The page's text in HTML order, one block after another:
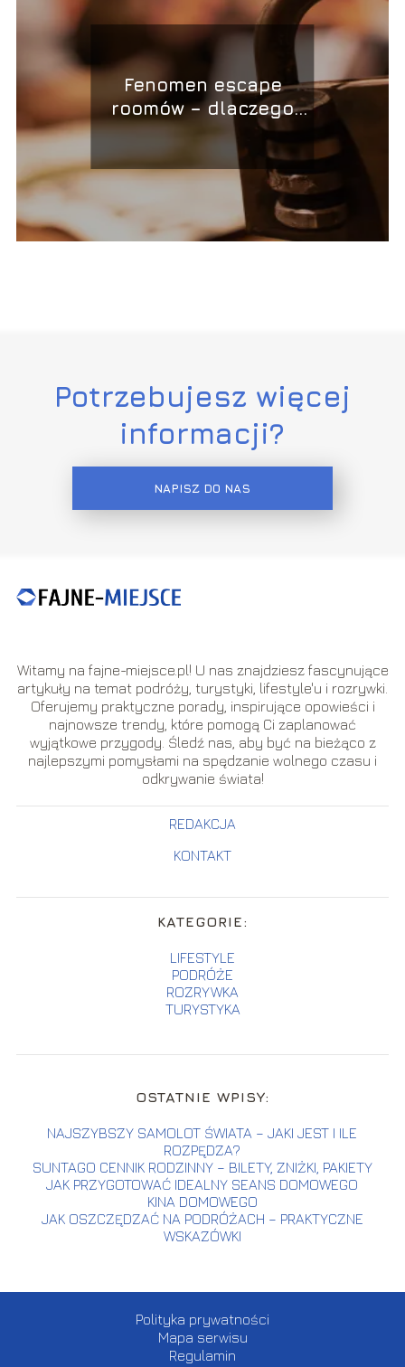
Fenomen escape
roomów – dlaczego
warto spróbować tej
rozrywki
Potrzebujesz więcej
informacji?
NAPISZ DO NAS
Witamy na fajne-miejsce.pl! U nas znajdziesz fascynujące
artykuły na temat podróży, turystyki, lifestyle'u i rozrywki.
Oferujemy praktyczne porady, inspirujące opowieści i
najnowsze trendy, które pomogą Ci zaplanować
wyjątkowe przygody. Śledź nas, aby być na bieżąco z
najlepszymi pomysłami na spędzanie wolnego czasu i
odkrywanie świata!
REDAKCJA
KONTAKT
KATEGORIE:
LIFESTYLE
PODRÓŻE
ROZRYWKA
TURYSTYKA
OSTATNIE WPISY:
NAJSZYBSZY SAMOLOT ŚWIATA – JAKI JEST I ILE
ROZPĘDZA?
SUNTAGO CENNIK RODZINNY – BILETY, ZNIŻKI, PAKIETY
JAK PRZYGOTOWAĆ IDEALNY SEANS DOMOWEGO
KINA DOMOWEGO
JAK OSZCZĘDZAĆ NA PODRÓŻACH – PRAKTYCZNE
WSKAZÓWKI
Polityka prywatności
Mapa serwisu
Regulamin